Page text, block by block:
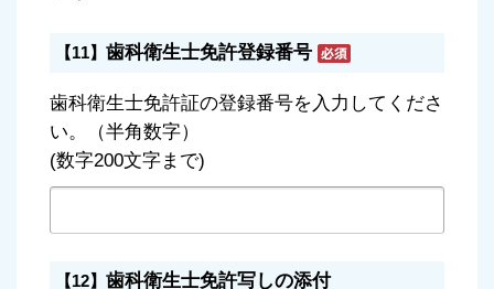
【11】 歯科衛生士免許登録番号
歯科衛生士免許証の登録番号を入力してくださ
い。（半角数字）
(数字200文字まで)
【12】 歯科衛生士免許写しの添付